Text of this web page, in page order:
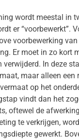
wordt meestal in
er “voorbewerkt”.
voorbewerking
Er moet in zo kort
verwijderd. In deze
maar alleen een
op het
vindt dan het
oftewel de
te verkrijgen,
gewerkt.